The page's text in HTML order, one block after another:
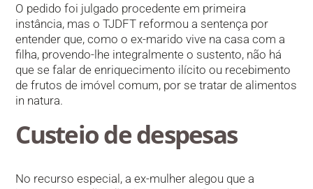
O pedido foi julgado procedente em primeira
instância, mas o TJDFT reformou a sentença por
entender que, como o ex-marido vive na casa com a
filha, provendo-lhe integralmente o sustento, não há
que se falar de enriquecimento ilícito ou recebimento
de frutos de imóvel comum, por se tratar de alimentos
in natura.
Custeio de desp​​​esas
No recurso especial, a ex-mulher alegou que a